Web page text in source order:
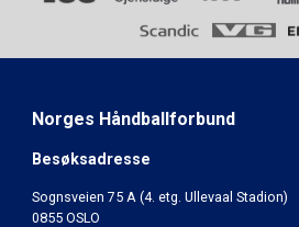
Norges Håndballforbund
Besøksadresse
Sognsveien 75 A (4. etg. Ullevaal Stadion)
0855 OSLO